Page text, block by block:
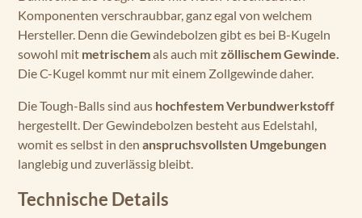
Komponenten verschraubbar, ganz egal von welchem
Hersteller. Denn die Gewindebolzen gibt es bei B-Kugeln
sowohl mit metrischemals auch mitzöllischem Gewinde.
Die C-Kugel kommt nur mit einem Zollgewinde daher.
Die Tough-Balls sind aus hochfestem Verbundwerkstoff
hergestellt. Der Gewindebolzen besteht aus Edelstahl,
womit es selbst in den anspruchsvollsten Umgebungen
langlebig und zuverlässig bleibt.
Technische Details